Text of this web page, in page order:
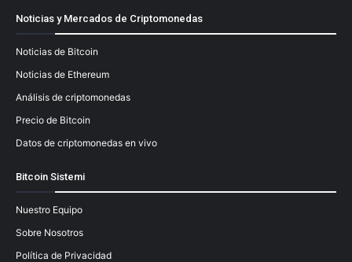
Noticias y Mercados de Criptomonedas
Noticias de Bitcoin
Noticias de Ethereum
Análisis de criptomonedas
Precio de Bitcoin
Datos de criptomonedas en vivo
Bitcoin Sistemi
Nuestro Equipo
Sobre Nosotros
Política de Privacidad